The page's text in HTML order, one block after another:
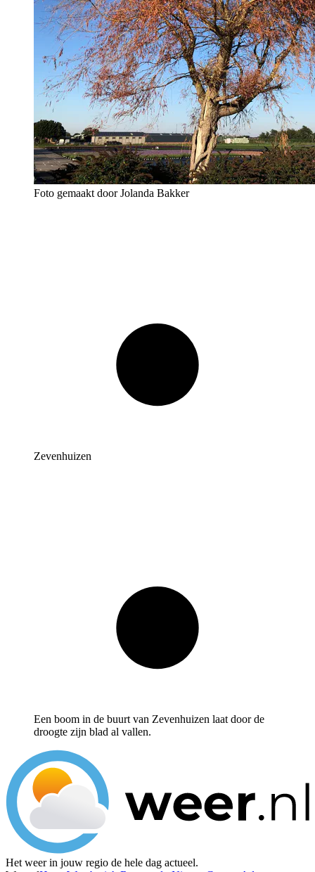
Foto gemaakt door Jolanda Bakker
Zevenhuizen
Een boom in de buurt van Zevenhuizen laat door de
droogte zijn blad al vallen.
Het weer in jouw regio de hele dag actueel.